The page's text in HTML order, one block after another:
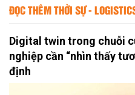
ĐỌC THÊM THỜI SỰ -
Digital twin trong chuỗi
nghiệp cần “nhìn thấy
định